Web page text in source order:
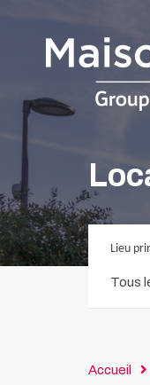
Lieu
Tous
Accueil